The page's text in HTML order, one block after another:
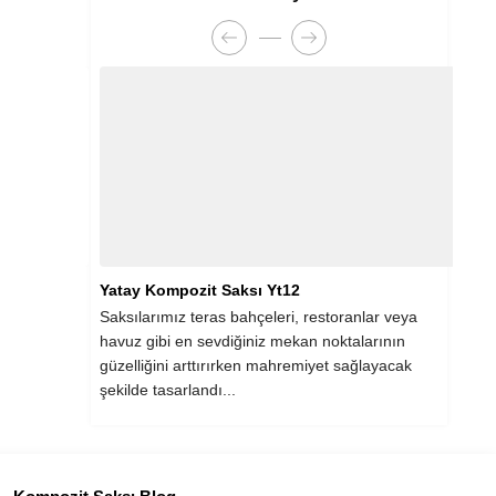
Yatay Kompozit Saksı Yt12
Saksılarımız teras bahçeleri, restoranlar veya
havuz gibi en sevdiğiniz mekan noktalarının
güzelliğini arttırırken mahremiyet sağlayacak
şekilde tasarlandı...